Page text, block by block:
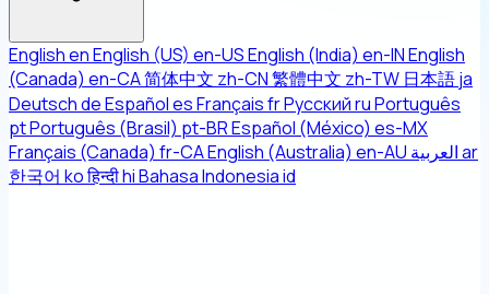
EnglishenEnglish (US) en-USEnglish (India) en-INEnglish
(Canada) en-CA简体中文 zh-CN繁體中文 zh-TW 日本語ja
DeutschdeEspañolesFrançaisfrРусскийruPortuguês
ptPortuguês (Brasil) pt-BREspañol (México) es-MX
Français (Canada) fr-CAEnglish (Australia) en-AU العربيةar
한국어 koहिन्दीhiBahasa Indonesiaid